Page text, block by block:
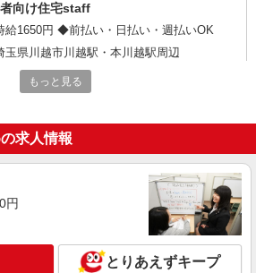
向け住宅staff
時給1650円 ◆前払い・日払い・週払いOK
玉県川越市川越駅・本川越駅周辺
CW 大宮支店/ms110101
時給1400円 ◆前払い・日払い・週払いOK
埼玉県川越市川越駅・本川越駅周辺
詳細を見る
もっと見る
求人情報
円
とりあえずキープ